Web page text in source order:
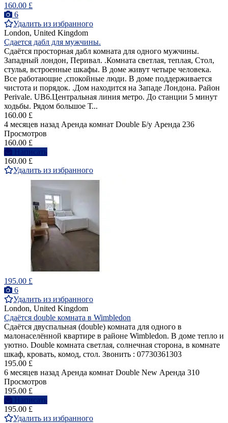
160.00 £
6
Удалить из избранного
London, United Kingdom
Сдается дабл для мужчины.
Cдаётся просторная дабл комната для одного мужчины.
Западный лондон, Перивал. .Комната светлая, теплая, Стол,
стулья, встроенные шкафы. В доме живут четыре человека.
Все работающие ,спокойные люди. В доме поддерживается
чистота и порядок. .Дом находится на Западе Лондона. Район
Perivale. UB6.Центральная линия метро. До станции 5 минут
ходьбы. Рядом большое Т...
160.00 £
4 месяцев назад Аренда комнат Double Б/у Аренда 236
Просмотров
160.00 £
Написать
160.00 £
Удалить из избранного
195.00 £
6
Удалить из избранного
London, United Kingdom
Сдаётся double комната в Wimbledon
Сдаётся двуспальная (double) комнатa для одного в
малонаселённой квартире в районе Wimbledon. В доме тепло и
уютно. Double комната светлая, солнечная сторона, в комнате
шкаф, кровать, комод, стол. Звонить : 07730361303
195.00 £
6 месяцев назад Аренда комнат Double New Аренда 310
Просмотров
195.00 £
Написать
195.00 £
Удалить из избранного